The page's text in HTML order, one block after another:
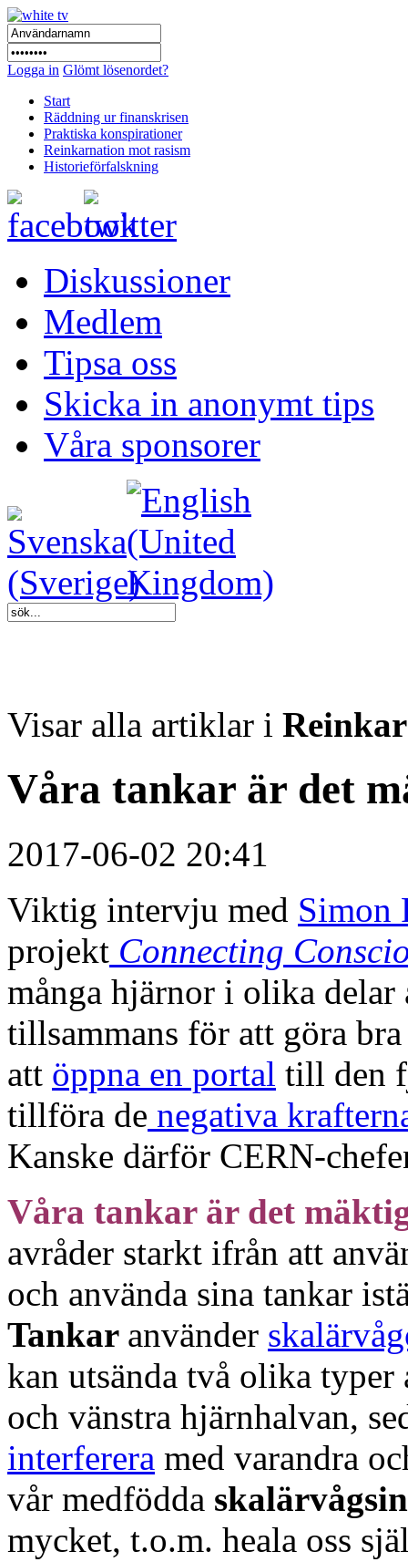
Logga in Glömt lösenordet?
Start
Räddning ur finanskrisen
Praktiska konspirationer
Reinkarnation mot rasism
Historieförfalskning
Diskussioner
Medlem
Tipsa oss
Skicka in anonymt tips
Våra sponsorer
Visar alla artiklar i
Våra tankar är det
2017-06-02 20:41
Viktig intervju med Simon
projekt Connecting
många hjärnor i olika delar
tillsammans för att göra
att öppna en portal till den
tillföra de negativa
Kanske därför CERN-
Våra tankar är det
avråder starkt ifrån att
och använda sina tankar
Tankar använder
kan utsända två olika
och vänstra hjärnhalvan,
interferera med varandra
vår medfödda
mycket, t.o.m. heala oss